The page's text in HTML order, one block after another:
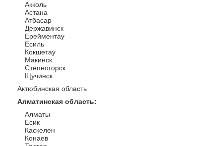
Акколь
Астана
Атбасар
Державинск
Ерейментау
Есиль
Кокшетау
Макинск
Степногорск
Щучинск
Актюбинская область
Алматинская область:
Алматы
Есик
Каскелен
Конаев